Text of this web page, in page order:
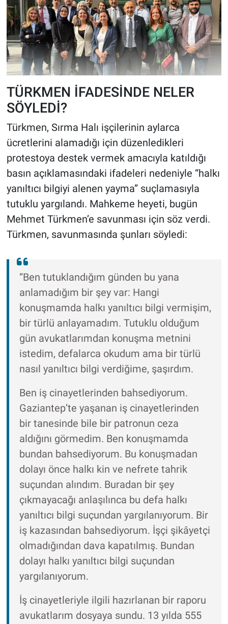
TÜRKMEN İFADESİNDE NELER
SÖYLEDİ?
Türkmen, Sırma Halı işçilerinin aylarca
ücretlerini alamadığı için düzenledikleri
protestoya destek vermek amacıyla katıldığı
basın açıklamasındaki ifadeleri nedeniyle “halkı
yanıltıcı bilgiyi alenen yayma” suçlamasıyla
tutuklu yargılandı. Mahkeme heyeti, bugün
Mehmet Türkmen’e savunması için söz verdi.
Türkmen, savunmasında şunları söyledi:
“Ben tutuklandığım günden bu yana
anlamadığım bir şey var: Hangi
konuşmamda halkı yanıltıcı bilgi vermişim,
bir türlü anlayamadım. Tutuklu olduğum
gün avukatlarımdan konuşma metnini
istedim, defalarca okudum ama bir türlü
nasıl yanıltıcı bilgi verdiğime, şaşırdım.
Ben iş cinayetlerinden bahsediyorum.
Gaziantep’te yaşanan iş cinayetlerinden
bir tanesinde bile bir patronun ceza
aldığını görmedim. Ben konuşmamda
bundan bahsediyorum. Bu konuşmadan
dolayı önce halkı kin ve nefrete tahrik
suçundan alındım. Buradan bir şey
çıkmayacağı anlaşılınca bu defa halkı
yanıltıcı bilgi suçundan yargılanıyorum. Bir
iş kazasından bahsediyorum. İşçi şikâyetçi
olmadığından dava kapatılmış. Bundan
dolayı halkı yanıltıcı bilgi suçundan
yargılanıyorum.
İş cinayetleriyle ilgili hazırlanan bir raporu
avukatlarım dosyaya sundu. 13 yılda 555